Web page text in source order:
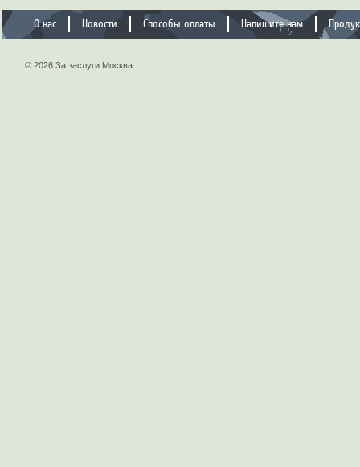
О нас Новости Способы оплаты Напишите нам
© 2026 За заслуги Москва